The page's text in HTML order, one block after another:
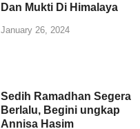
Dan Mukti Di Himalaya
January 26, 2024
Sedih Ramadhan Segera
Berlalu, Begini ungkap
Annisa Hasim